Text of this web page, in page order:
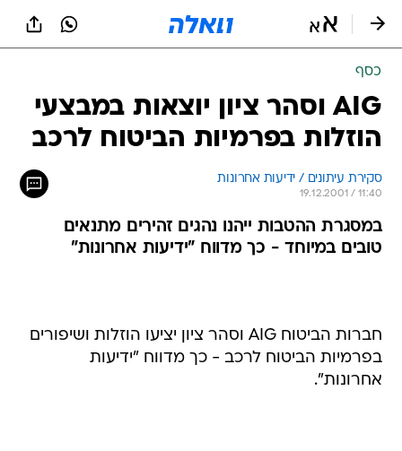
כסף
AIG וסהר ציון יוצאות במבצעי
הוזלות בפרמיות הביטוח לרכב
סקירת עיתונים / ידיעות אחרונות
19.12.2001 / 11:40
במסגרת ההטבות ייהנו נהגים זהירים מתנאים
טובים במיוחד - כך מדווח "ידיעות אחרונות"
חברות הביטוח AIG וסהר ציון יציעו הוזלות ושיפורים
בפרמיות הביטוח לרכב - כך מדווח "ידיעות
אחרונות".